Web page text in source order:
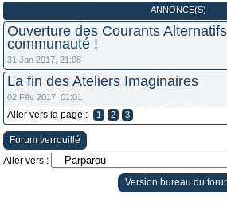
ANNONCE(S)
Ouverture des Courants
communauté !
31 Jan 2017, 21:08
La fin des Ateliers Imaginaires
02 Fév 2017, 01:01
Aller vers la page : 1 2 3
Forum verrouillé
Aller vers :
Version bureau du